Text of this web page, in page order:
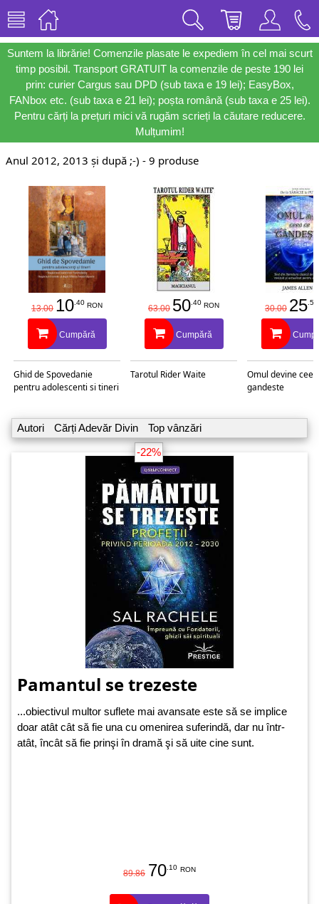
Suntem la librărie! Comenzile plasate le expediem în cel mai scurt
timp posibil. Transport GRATUIT la comenzile de peste 190 lei
prin: curier Cargus sau DPD (sub taxa e 19 lei); EasyBox,
FANbox etc. (sub taxa e 21 lei); poșta română (sub taxa e 25 lei).
Pentru cărți la prețuri mici vă rugăm scrieți la căutare reducere.
Mulțumim!
Anul 2012, 2013 și după ;-) - 9 produse
13.00 10 .40 RON
Cumpără
Ghid de Spovedanie
pentru adolescenti si tineri
63.00 50 .40 RON
Cumpără
Tarotul Rider Waite
30.00 25 .50
Omul devine
gandeste
Autori Cărți Adevăr Divin
Top vânzări
-22%
Pamantul se trezeste
...obiectivul multor suflete mai avansate este să se implice
doar atât cât să fie una cu omenirea suferindă, dar nu într-
atât, încât să fie prinşi în dramă şi să uite cine sunt.
89.86 70 .10 RON